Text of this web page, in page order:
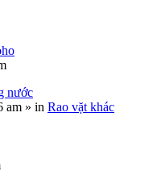
nước
am » in Rao vặt khác